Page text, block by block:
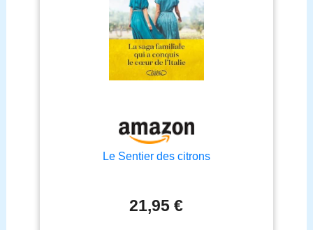
Le Sentier des citrons
21,95 €